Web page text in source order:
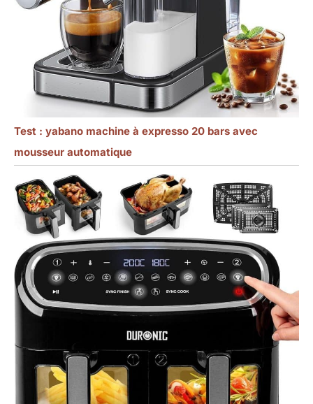
Test : yabano machine à expresso 20 bars avec
mousseur automatique